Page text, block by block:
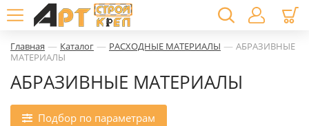
Главная — Каталог — РАСХОДНЫЕ МАТЕРИАЛЫ — АБРАЗИВНЫЕ
МАТЕРИАЛЫ
АБРАЗИВНЫЕ МАТЕРИАЛЫ
Подбор по параметрам